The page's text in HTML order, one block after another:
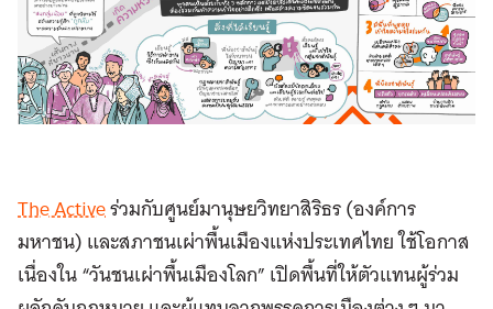
The Activeร่วมกับศูนย์มานุษยวิทยาสิริธร (องค์การ
มหาชน) และสภาชนเผ่าพื้นเมืองแห่งประเทศไทย ใช้โอกาส
เนื่องใน “วันชนเผ่าพื้นเมืองโลก” เปิดพื้นที่ให้ตัวแทนผู้ร่วม